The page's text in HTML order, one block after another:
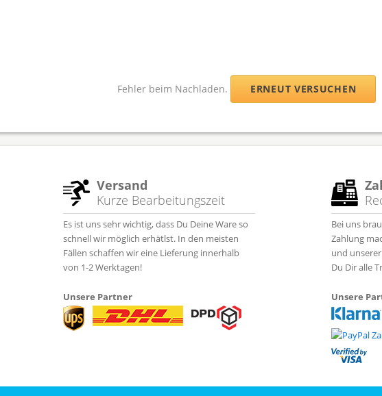
Fehler beim Nachladen. ERNEUT VERSUCHEN
Versand
Kurze Bearbeitungszeit
Es ist uns sehr wichtig, dass Du Deine Ware so
schnell wir möglich erhätlst. In den meisten
Fällen schaffen wir eine Lieferung innerhalb
von 1-2 Werktagen!
Unsere Partner
Bei uns
Zahlung
und
Du Dir alle
Unsere